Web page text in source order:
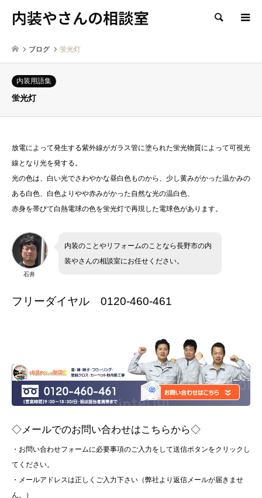
内装やさんの相談室 検索
ブログ 蛍光灯
内装用語集
蛍光灯
放電によって発生する紫外線がガラス管に塗られた蛍光物質によって可視光
線となり光を発する。
光の色は、白い光でさわやかな昼白色ものから、少し黄みがかった温かみの
ある白色、白色よりやや赤みがかった自然な光の温白色、
赤身を帯びて白熱電球の色を蛍光灯で再現した電球色があります。
石井
内装のことやリフォームのことなら長野市の内
装やさんの相談室にお任せください。
フリーダイヤル 0120-460-461
◇メールでのお問い合わせはこちらから◇
・お問い合わせフォームに必要事項のご入力をして送信ボタンをクリックし
てください。
・メールアドレスは正しくご入力下さい（弊社より返信メールが届きませ
ん。）